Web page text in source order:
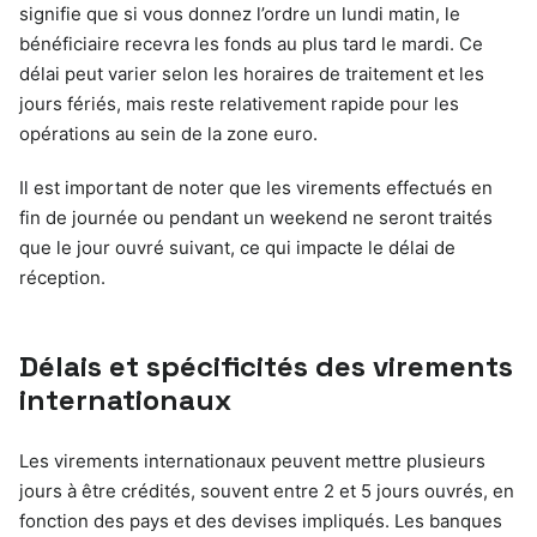
signifie que si vous donnez l’ordre un lundi matin, le
bénéficiaire recevra les fonds au plus tard le mardi. Ce
délai peut varier selon les horaires de traitement et les
jours fériés, mais reste relativement rapide pour les
opérations au sein de la zone euro.
Il est important de noter que les virements effectués en
fin de journée ou pendant un weekend ne seront traités
que le jour ouvré suivant, ce qui impacte le délai de
réception.
Délais et spécificités des virements
internationaux
Les virements internationaux peuvent mettre plusieurs
jours à être crédités, souvent entre 2 et 5 jours ouvrés, en
fonction des pays et des devises impliqués. Les banques